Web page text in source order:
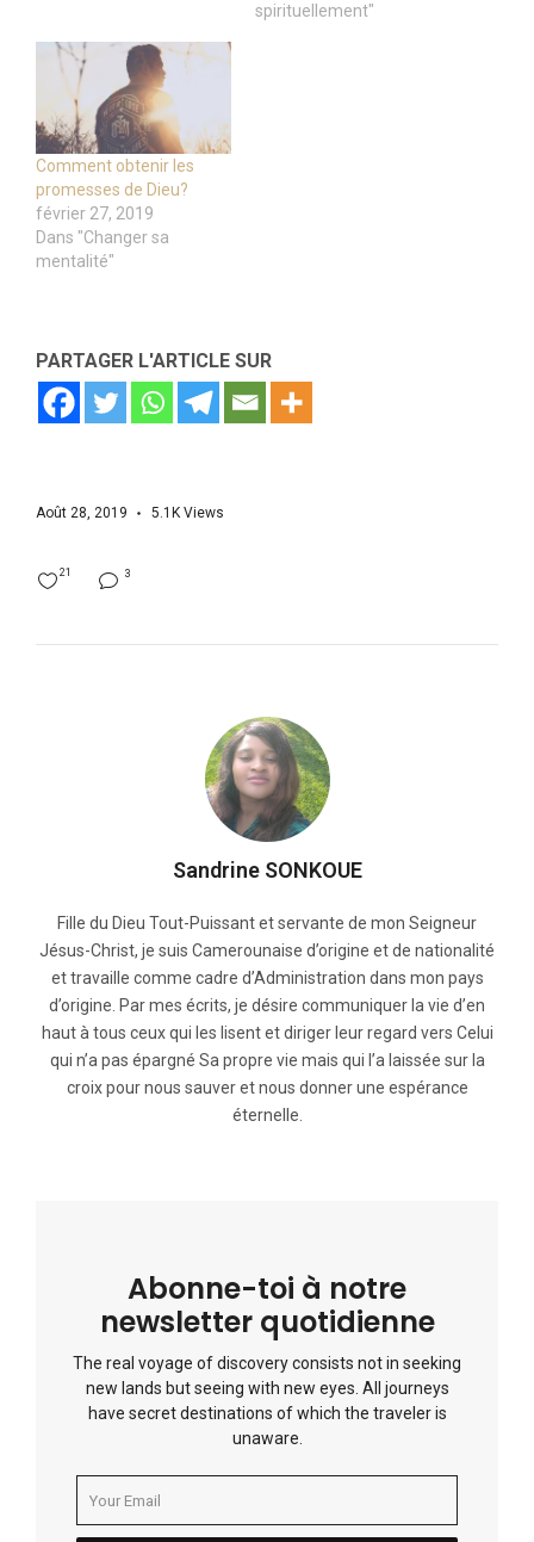
spirituellement"
Comment obtenir les
promesses de Dieu?
février 27, 2019
Dans "Changer sa
mentalité"
PARTAGER L'ARTICLE SUR
Août 28, 2019 5.1K Views
3
21
Sandrine SONKOUE
Fille du Dieu Tout-Puissant et servante de mon Seigneur
Jésus-Christ, je suis Camerounaise d’origine et de nationalité
et travaille comme cadre d’Administration dans mon pays
d’origine. Par mes écrits, je désire communiquer la vie d’en
haut à tous ceux qui les lisent et diriger leur regard vers Celui
qui n’a pas épargné Sa propre vie mais qui l’a laissée sur la
croix pour nous sauver et nous donner une espérance
éternelle.
Abonne-toi à notre
newsletter quotidienne
The real voyage of discovery consists not in seeking
new lands but seeing with new eyes. All journeys
have secret destinations of which the traveler is
unaware.